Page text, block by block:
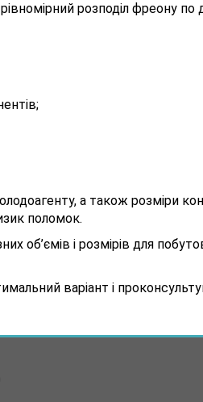
розподіл фреону по
а також розміри
поломок.
об’ємів і розмірів для
варіант і